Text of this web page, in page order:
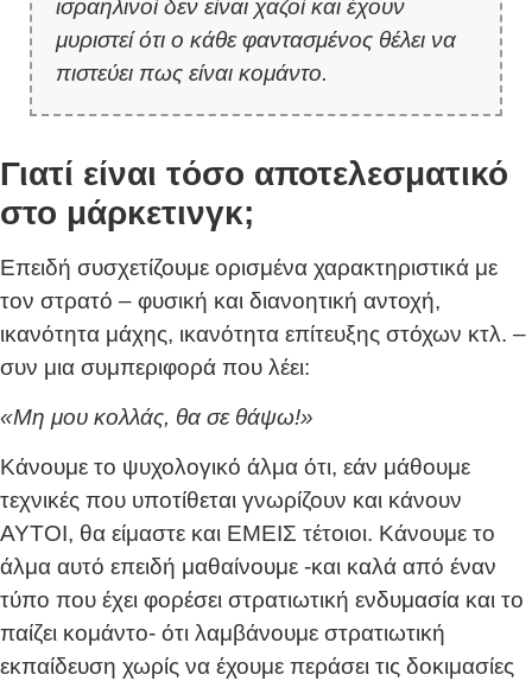
ισραηλινοί δεν είναι χαζοί και έχουν
μυριστεί ότι ο κάθε φαντασμένος θέλει να
πιστεύει πως είναι κομάντο.
Γιατί είναι τόσο αποτελεσματικό
στο μάρκετινγκ;
Επειδή συσχετίζουμε ορισμένα χαρακτηριστικά με
τον στρατό – φυσική και διανοητική αντοχή,
ικανότητα μάχης, ικανότητα επίτευξης στόχων κτλ. –
συν μια συμπεριφορά που λέει:
«Μη μου κολλάς, θα σε θάψω!»
Κάνουμε το ψυχολογικό άλμα ότι, εάν μάθουμε
τεχνικές που υποτίθεται γνωρίζουν και κάνουν
ΑΥΤΟΙ, θα είμαστε και ΕΜΕΙΣ τέτοιοι. Κάνουμε το
άλμα αυτό επειδή μαθαίνουμε -και καλά από έναν
τύπο που έχει φορέσει στρατιωτική ενδυμασία και το
παίζει κομάντο- ότι λαμβάνουμε στρατιωτική
εκπαίδευση χωρίς να έχουμε περάσει τις δοκιμασίες